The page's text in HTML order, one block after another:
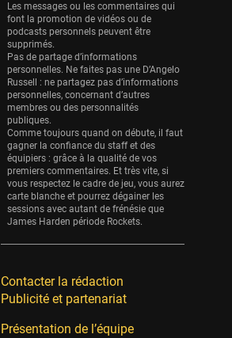
Utah Jazz
22 sessions
Toronto Raptors
18 sessions
REVERSE
11 sessions
Bleues
0 sessions
Les messages ou les commentaires qui
font la promotion de vidéos ou de
podcasts personnels peuvent être
supprimés.
Pas de partage d’informations
personnelles. Ne faites pas une D’Angelo
Russell : ne partagez pas d’informations
personnelles, concernant d’autres
membres ou des personnalités
publiques.
Comme toujours quand on débute, il faut
gagner la confiance du staff et des
équipiers : grâce à la qualité de vos
premiers commentaires. Et très vite, si
vous respectez le cadre de jeu, vous aurez
carte blanche et pourrez dégainer les
sessions avec autant de frénésie que
James Harden période Rockets.
Contacter la rédaction
Publicité et partenariat
Présentation de l’équipe